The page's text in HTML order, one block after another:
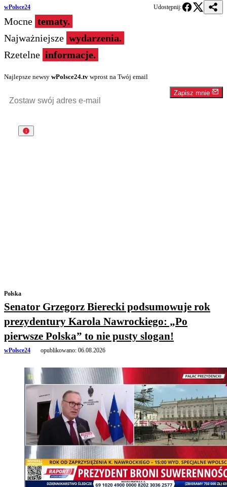
wPolsce24 Udostępnij:
Mocne tematy.
Najważniejsze wydarzenia.
Rzetelne informacje.
Najlepsze newsy wPolsce24.tv wprost na Twój email
Zapisz mnie
Polska
Senator Grzegorz Bierecki podsumowuje rok
prezydentury Karola Nawrockiego: „Po
pierwsze Polska” to nie pusty slogan!
wPolsce24 opublikowano: 06.08.2026